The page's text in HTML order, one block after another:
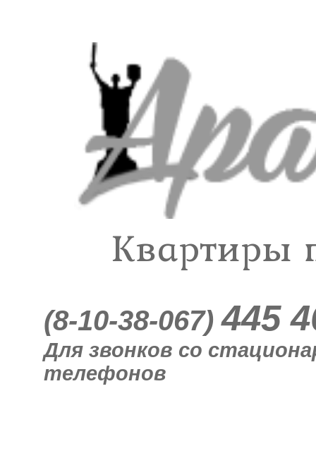
Квартиры
(8-10-38-067)445
Для звонков со
телефонов